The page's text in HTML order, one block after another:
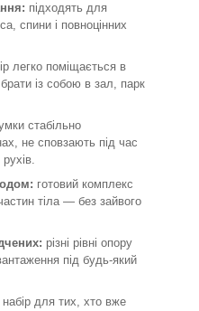
підходять для
спини і повноцінних
легко поміщається в
із собою в зал, парк
стабільно
не сповзають під час
готовий комплекс
тіла — без зайвого
різні рівні опору
під будь-який
набір для тих, хто вже